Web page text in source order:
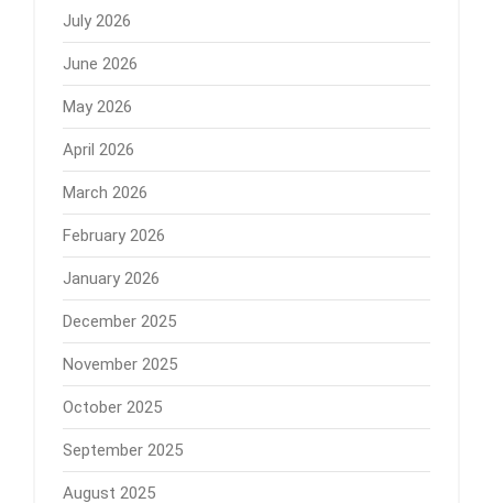
July 2026
June 2026
May 2026
April 2026
March 2026
February 2026
January 2026
December 2025
November 2025
October 2025
September 2025
August 2025